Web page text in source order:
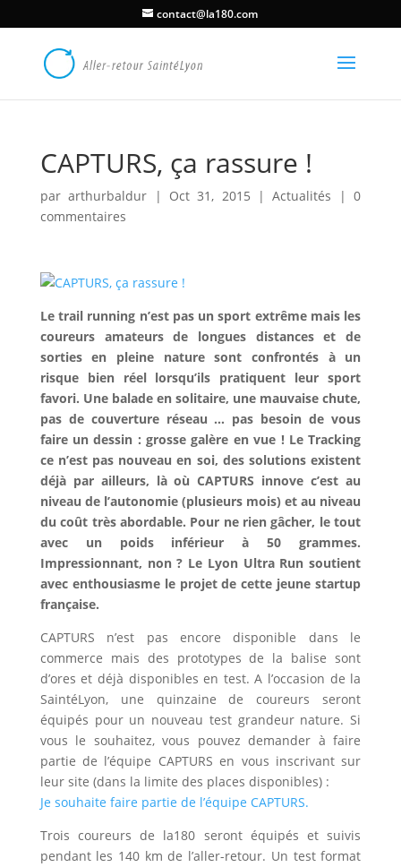
contact@la180.com
CAPTURS, ça rassure !
pararthurbaldur | Oct 31, 2015 |Actualités |0
commentaires
Le trail running n’est pas un sport extrême mais les
coureurs amateurs de longues distances et de
sorties en pleine nature sont confrontés à un
risque bien réel lorsqu’ils pratiquent leur sport
favori. Une balade en solitaire, une mauvaise chute,
pas de couverture réseau … pas besoin de vous
faire un dessin : grosse galère en vue ! Le Tracking
ce n’est pas nouveau en soi, des solutions existent
déjà par ailleurs, là où CAPTURS innove c’est au
niveau de l’autonomie (plusieurs mois) et au niveau
du coût très abordable. Pour ne rien gâcher, le tout
avec un poids inférieur à 50 grammes.
Impressionnant, non ? Le Lyon Ultra Run soutient
avec enthousiasme le projet de cette jeune startup
française.
CAPTURS n’est pas encore disponible dans le
commerce mais des prototypes de la balise sont
d’ores et déjà disponibles en test. A l’occasion de la
SaintéLyon, une quinzaine de coureurs seront
équipés pour un nouveau test grandeur nature. Si
vous le souhaitez, vous pouvez demander à faire
partie de l’équipe CAPTURS en vous inscrivant sur
leur site (dans la limite des places disponibles) :
Je souhaite faire partie de l’équipe CAPTURS.
Trois coureurs de la180 seront équipés et suivis
pendant les 140 km de l’aller-retour. Un test format